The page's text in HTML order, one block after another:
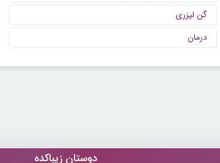
گن لیزری
درمان
دوستان زیباکده